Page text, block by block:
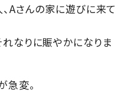
Aさんの家に遊びに来て
なりに賑やかになりま
急変。